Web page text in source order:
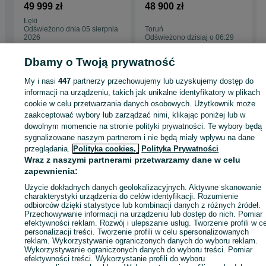
MSdomek.pl
1. Oferta – akceptacja warunków i ceny
2. Zamówienie – ustalamy szczegóły projektu
3 Proforma + wpłata zaliczki 40%
5. Dostawa oraz płatność pozostałej kwoty
dom Mobilny, SUPER
Dostępny od ręki,
CENA OSTATECZNA
49 999 zł
Łęki
Odświeżono dnia 05 sierpnia
2026
całoroczny mobilny
klucz
48 900 zł
Toruń
Odświeżono dzisiaj o 06:29
Strona główna Dom i Ogród Ogród Architektura ogrodowa Domki
Domki
Łódzkie
Domki - Łódź Domki - Bałuty
KATEGORIA
ID:1074955536 Wyświetlenia:
Zadzwoń / SMS Wyślij wiadomość
Dbamy o Twoją prywatność
My i nasi447 partnerzy przechowujemy lub uzyskujemy dostęp do
informacji na urządzeniu, takich jak unikalne identyfikatory w plikach
cookie w celu przetwarzania danych osobowych. Użytkownik może
zaakceptować wybory lub zarządzać nimi, klikając poniżej lub w
dowolnym momencie na stronie polityki prywatności. Te wybory będą
sygnalizowane naszym partnerom i nie będą miały wpływu na dane
przeglądania. Polityka cookies, Polityka Prywatności
Wraz z naszymi partnerami przetwarzamy dane w celu
zapewnienia:
Użycie dokładnych danych geolokalizacyjnych. Aktywne skanowanie
charakterystyki urządzenia do celów identyfikacji. Rozumienie
odbiorców dzięki statystyce lub kombinacji danych z różnych źródeł.
Przechowywanie informacji na urządzeniu lub dostęp do nich. Pomiar
efektywności reklam. Rozwój i ulepszanie usług. Tworzenie profili w
personalizacji treści. Tworzenie profili w celu spersonalizowanych
reklam. Wykorzystywanie ograniczonych danych do wyboru reklam.
Wykorzystywanie ograniczonych danych do wyboru treści. Pomiar
efektywności treści. Wykorzystanie profili do wyboru